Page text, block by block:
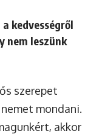
kedvességről
nem leszünk
szerepet
mondani.
akkor